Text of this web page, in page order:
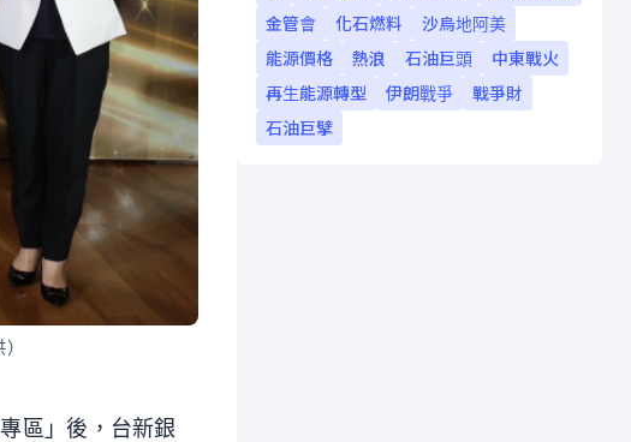
區」後，台新銀
金管會
化石燃料
沙烏地阿美
能源價格
熱浪 石油巨頭
中東戰火
再生能源轉型
伊朗戰爭
戰爭財
石油巨擘